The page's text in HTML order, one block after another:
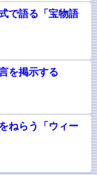
で語る「宝物語
を掲示する
ねらう「ウィー